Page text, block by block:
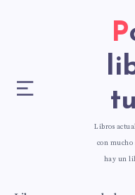
Pon un
Libros
con
hay un